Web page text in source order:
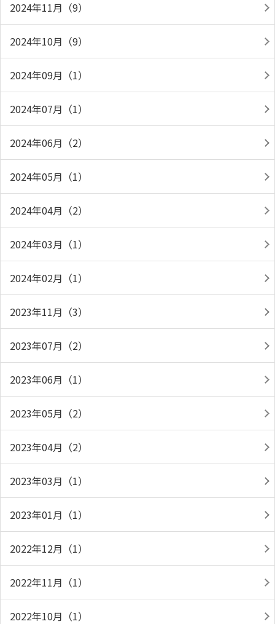
2024年11月（9）
2024年10月（9）
2024年09月（1）
2024年07月（1）
2024年06月（2）
2024年05月（1）
2024年04月（2）
2024年03月（1）
2024年02月（1）
2023年11月（3）
2023年07月（2）
2023年06月（1）
2023年05月（2）
2023年04月（2）
2023年03月（1）
2023年01月（1）
2022年12月（1）
2022年11月（1）
2022年10月（1）